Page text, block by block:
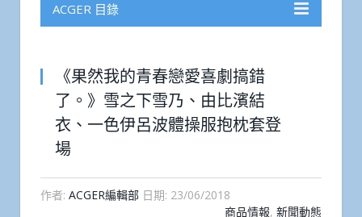
ACGER 目錄
《果然我的青春戀愛喜劇搞錯
了。》雪之下雪乃、由比濱結
衣、一色伊呂波體操服抱枕套登
場
作者: ACGER編輯部 日期: 23/06/2018
商品情報, 新聞動態